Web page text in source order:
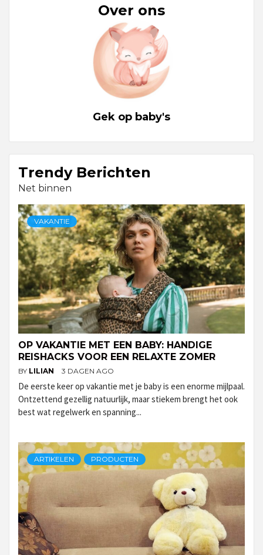
Over ons
Gek op baby's
Trendy Berichten
Net binnen
VAKANTIE
OP VAKANTIE MET EEN BABY: HANDIGE
REISHACKS VOOR EEN RELAXTE ZOMER
BY LILIAN 3 DAGEN AGO
De eerste keer op vakantie met je baby is een enorme mijlpaal.
Ontzettend gezellig natuurlijk, maar stiekem brengt het ook
best wat regelwerk en spanning...
ARTIKELEN PRODUCTEN